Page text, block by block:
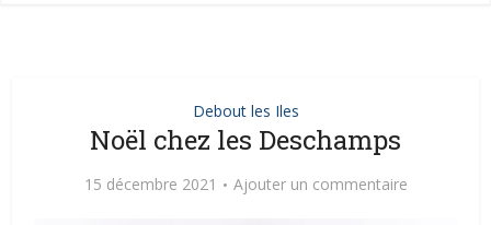
Debout les Iles
Noël chez les Deschamps
15 décembre 2021 Ajouter un commentaire